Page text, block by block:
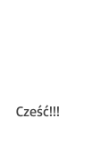
Cześć!!!